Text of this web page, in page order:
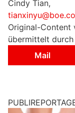
Cindy Tian,
Original-Content
übermittelt
Mail